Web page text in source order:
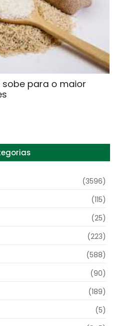
sobe para o maior
(3596)
(115)
(25)
(223)
(588)
(90)
(189)
(5)